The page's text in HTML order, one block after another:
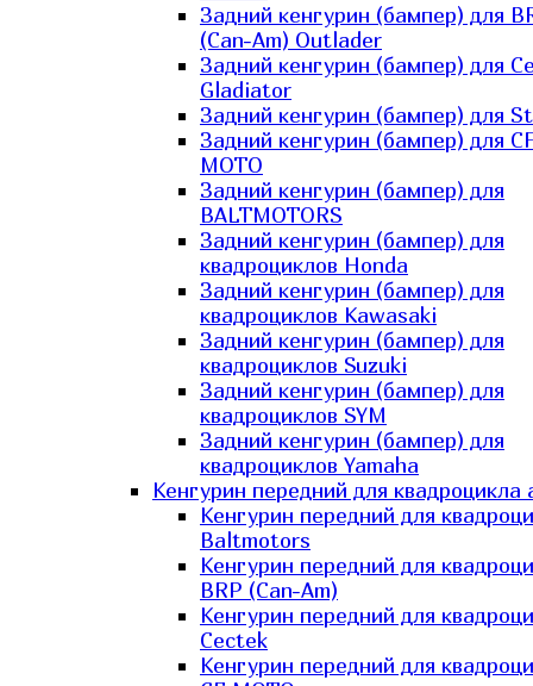
Задний кенгурин (бампер) для
(Can-Am) Outlader
Задний кенгурин (бампер) для
Gladiator
Задний кенгурин (бампер) для
Задний кенгурин (бампер) для
MOTO
Задний кенгурин (бампер) для
BALTMOTORS
Задний кенгурин (бампер) для
квадроциклов Honda
Задний кенгурин (бампер) для
квадроциклов Kawasaki
Задний кенгурин (бампер) для
квадроциклов Suzuki
Задний кенгурин (бампер) для
квадроциклов SYM
Задний кенгурин (бампер) для
квадроциклов Yamaha
Кенгурин передний для квадроцикла
Кенгурин передний для
Baltmotors
Кенгурин передний для
BRP (Can-Am)
Кенгурин передний для
Cectek
Кенгурин передний для